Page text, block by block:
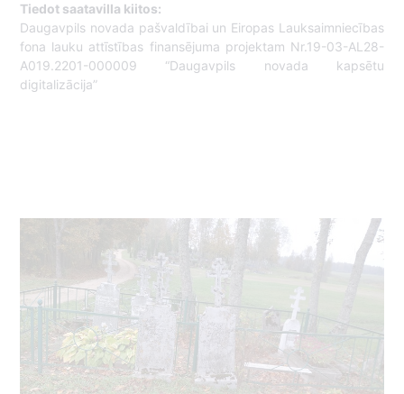
Tiedot saatavilla kiitos:
Daugavpils novada pašvaldībai un Eiropas Lauksaimniecības
fona lauku attīstības finansējuma projektam Nr.19-03-AL28-
A019.2201-000009 “Daugavpils novada kapsētu
digitalizācija”